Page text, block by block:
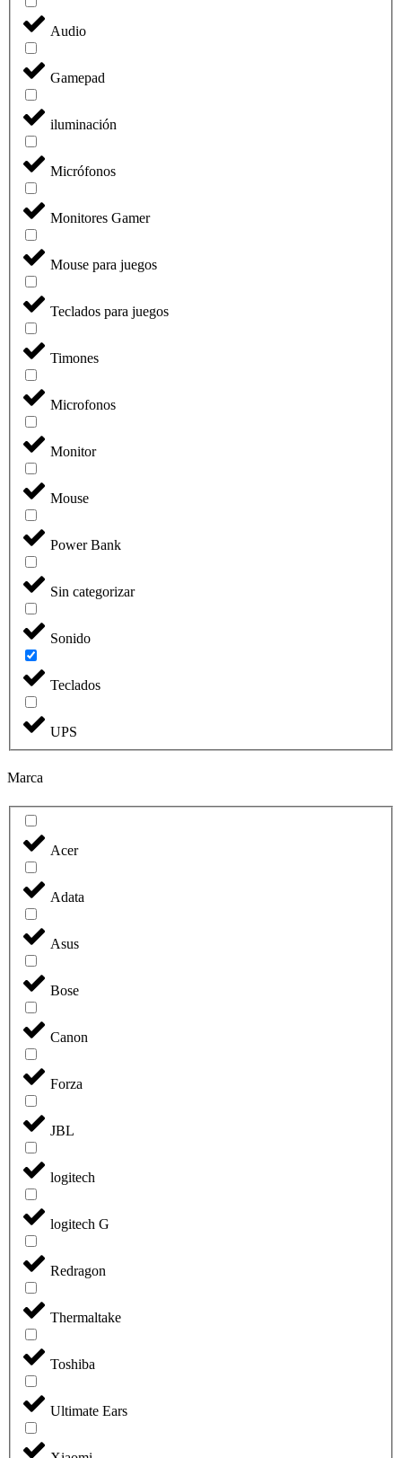
Audio
Gamepad
iluminación
Micrófonos
Monitores Gamer
Mouse para juegos
Teclados para juegos
Timones
Microfonos
Monitor
Mouse
Power Bank
Sin categorizar
Sonido
Teclados
UPS
Marca
Acer
Adata
Asus
Bose
Canon
Forza
JBL
logitech
logitech G
Redragon
Thermaltake
Toshiba
Ultimate Ears